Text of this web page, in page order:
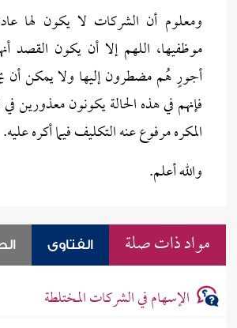
ومعلوم أن الشركات لا يكون لها
موظفيها، اللهم إلا أن يكون القصد
أجورٍ هُم مضطرون إليها ولا يمكن أن
فإنهم في هذه الحالة يكونون معذورين
المكره مرفوع عنه التكليف فيما أكره عليه.
والله أعلم.
مواد ذات صلة الفتاوى
الإسهام في الشركات المختلطة